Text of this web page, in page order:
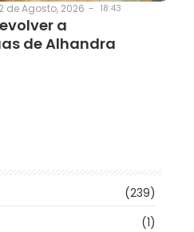
2 de Agosto, 2026 - 18:43
a
de Alhandra
(239)
(1)